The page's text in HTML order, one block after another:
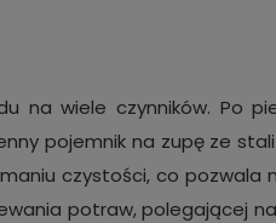
na wiele czynników. Po
pojemnik na zupę ze stali
czystości, co pozwala
potraw, polegającej